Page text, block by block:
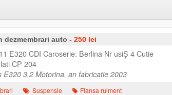
dezmembrari auto - 250 lei
E320 CDI Caroserie: Berlina Nr usiȘ 4 Cutie
CP 204
3,2 Motorina, an fabricatie 2003
Suspensie Flansa rulment